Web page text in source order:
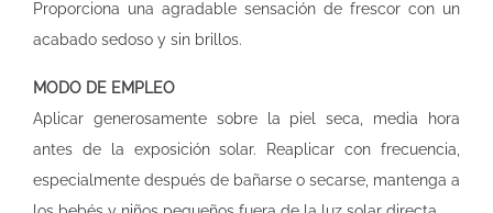
Proporciona una agradable sensación de frescor con un
acabado sedoso y sin brillos.
MODO DE EMPLEO
Aplicar generosamente sobre la piel seca, media hora
antes de la exposición solar. Reaplicar con frecuencia,
especialmente después de bañarse o secarse, mantenga a